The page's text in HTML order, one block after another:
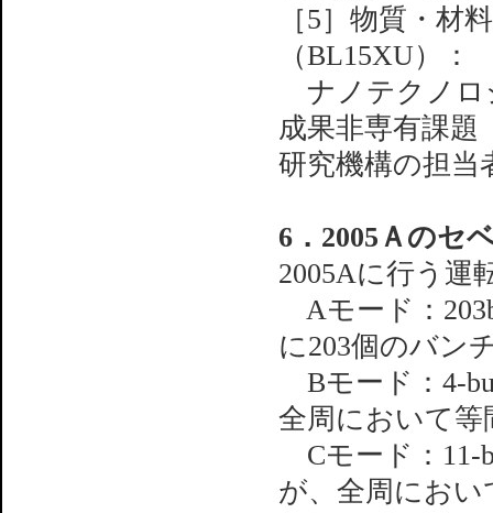
［5］物質・
（BL15XU）：
ナノテクノロ
成果非専有課題
研究機構の担当
6．2005Ａのセ
2005Aに行う運
Aモード：
に203個のバン
Bモード：4-
全周において等
Cモード：11-
が、全周におい